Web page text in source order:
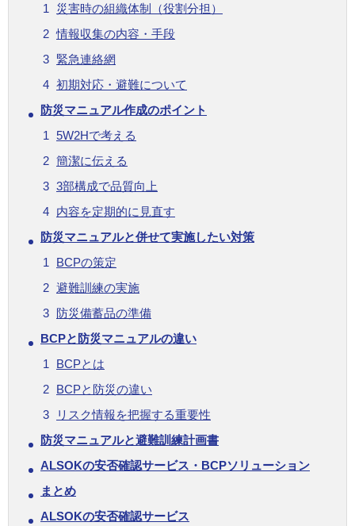
災害時の組織体制（役割分担）
情報収集の内容・手段
緊急連絡網
初期対応・避難について
防災マニュアル作成のポイント
5W2Hで考える
簡潔に伝える
3部構成で品質向上
内容を定期的に見直す
防災マニュアルと併せて実施したい対策
BCPの策定
避難訓練の実施
防災備蓄品の準備
BCPと防災マニュアルの違い
BCPとは
BCPと防災の違い
リスク情報を把握する重要性
防災マニュアルと避難訓練計画書
ALSOKの安否確認サービス・BCPソリューション
まとめ
ALSOKの安否確認サービス